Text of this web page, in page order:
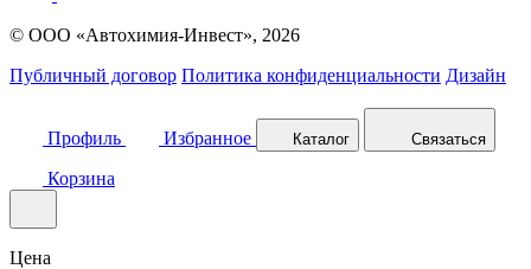
© ООО «Автохимия-Инвест», 2026
Публичный договор Политика конфиденциальности Дизайн
Профиль Избранное Каталог Связаться
Корзина
Цена